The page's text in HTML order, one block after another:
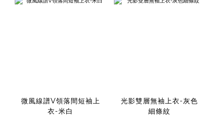
微風線譜V領落間短袖上
衣-米白
光影雙層無袖上衣-灰色
細條紋